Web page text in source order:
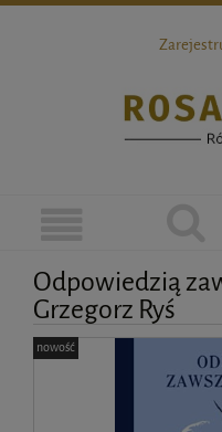
Odpowiedzią
Grzegorz Ryś
nowość